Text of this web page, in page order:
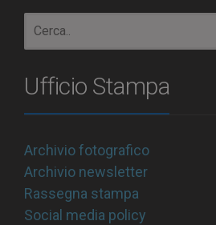
Ufficio Stampa
Archivio fotografico
Archivio newsletter
Rassegna stampa
Social media policy